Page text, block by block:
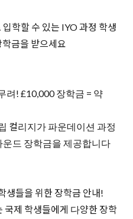
학할 수 있는 IYO 과정 학생
금을 받으세요
려! £10,000 장학금 = 약
컬리지가 파운데이션 과정
드 장학금을 제공합니다
생들을 위한 장학금 안내!
국제 학생들에게 다양한 장학